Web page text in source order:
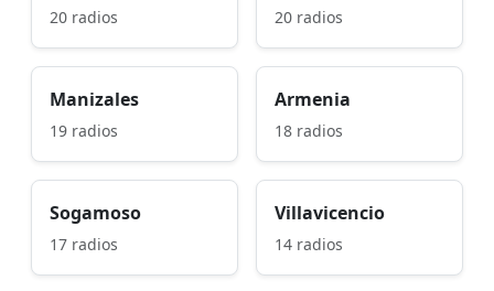
20 radios 20 radios
Manizales
19 radios
Armenia
18 radios
Sogamoso
17 radios
Villavicencio
14 radios